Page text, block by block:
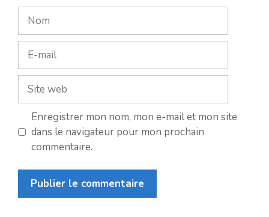
Nom
mail
Site
web
Enregistrer mon nom, mon e-mail et mon site
dans le navigateur pour mon prochain
commentaire.